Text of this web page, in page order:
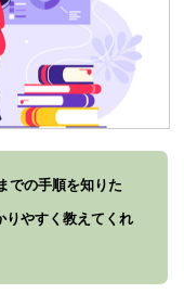
での手順を知りた
りやすく教えてくれ